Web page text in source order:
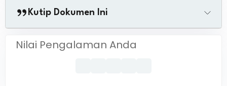
Kutip Dokumen Ini
Nilai Pengalaman Anda